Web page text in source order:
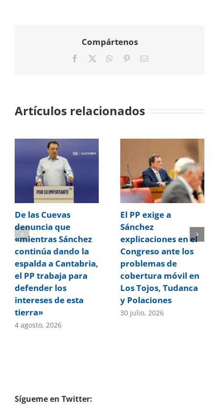
Compártenos
Facebook WhatsApp
PinterestCorreo
Artículos relacionados
De las Cuevas
denuncia que
«mientras Sánchez
continúa dando la
espalda a Cantabria,
el PP trabaja para
defender los
intereses de esta
tierra»
4 agosto, 2026
El PP exige a
Sánchez
explicaciones en el
Congreso ante los
problemas de
cobertura móvil en
Los Tojos, Tudanca
y Polaciones
30 julio, 2026
Sígueme en Twitter: